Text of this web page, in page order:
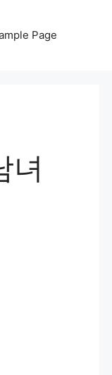
Page
녀